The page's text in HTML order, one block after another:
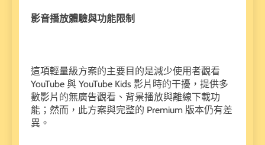
影音播放體驗與功能限制
這項輕量級方案的主要目的是減少使用者觀看
YouTube 與 YouTube Kids 影片時的干擾，提供多
數影片的無廣告觀看、背景播放與離線下載功
能；然而，此方案與完整的 Premium 版本仍有差
異。